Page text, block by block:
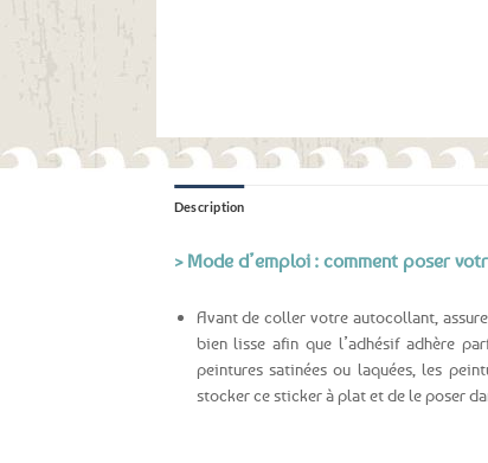
Description
> Mode d’emploi : comment poser
Avant de coller votre autocollant,
bien lisse afin que l’adhésif adhère
peintures satinées ou laquées, les
stocker ce sticker à plat et de le poser